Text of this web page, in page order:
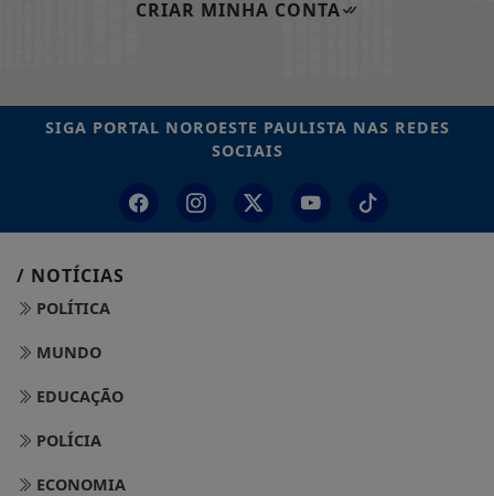
CRIAR MINHA CONTA
SIGA PORTAL NOROESTE PAULISTA NAS REDES
SOCIAIS
/ NOTÍCIAS
POLÍTICA
MUNDO
EDUCAÇÃO
POLÍCIA
ECONOMIA